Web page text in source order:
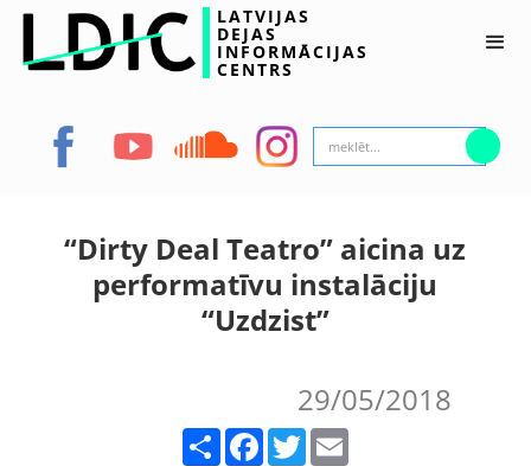
LATVIJAS
DEJAS
INFORMĀCIJAS
CENTRS
“Dirty Deal Teatro” aicina uz
performatīvu instalāciju
“Uzdzist”
29/05/2018
Facebook Twitter